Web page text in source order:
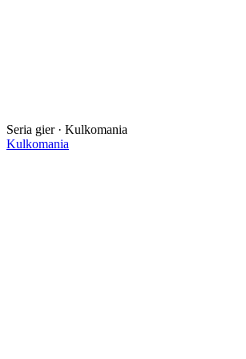
Seria gier · Kulkomania
Kulkomania